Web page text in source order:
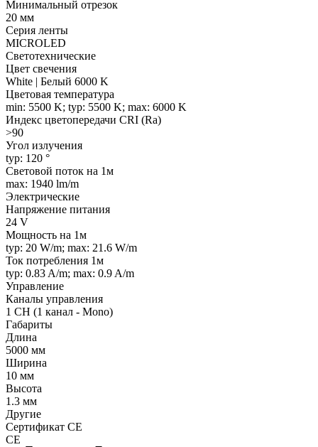
Минимальный отрезок
20 мм
Серия ленты
MICROLED
Светотехнические
Цвет свечения
White | Белый 6000 K
Цветовая температура
min: 5500 K; typ: 5500 K; max: 6000 K
Индекс цветопередачи CRI (Ra)
>90
Угол излучения
typ: 120 °
Световой поток на 1м
max: 1940 lm/m
Электрические
Напряжение питания
24 V
Мощность на 1м
typ: 20 W/m; max: 21.6 W/m
Ток потребления 1м
typ: 0.83 A/m; max: 0.9 A/m
Управление
Каналы управления
1 CH (1 канал - Mono)
Габариты
Длина
5000 мм
Ширина
10 мм
Высота
1.3 мм
Другие
Сертификат CE
CE